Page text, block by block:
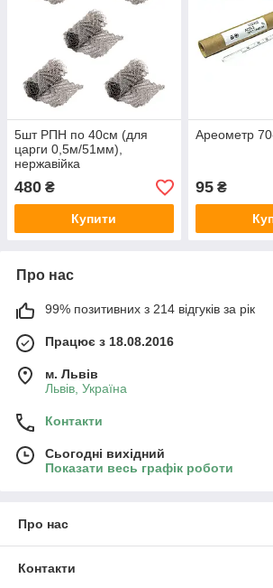
5шт РПН по 40см (для
царги 0,5м/51мм),
нержавійка
480 ₴
Купити
Ареометр
95₴
Про нас
99% позитивних з 214 відгуків за рік
Працює з 18.08.2016
м. Львів
Львів, Україна
Контакти
Сьогодні вихідний
Показати весь графік роботи
Про нас
Контакти